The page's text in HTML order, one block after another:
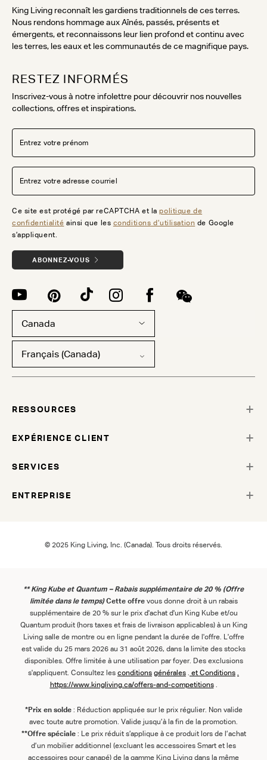
King Living reconnaît les gardiens traditionnels de ces terres.
Nous rendons hommage aux Aînés, passés, présents et
émergents, et reconnaissons leur lien profond et continu avec
les terres, les eaux et les communautés de ce magnifique pays.
RESTEZ INFORMÉS
Inscrivez-vous à notre infolettre pour découvrir nos nouvelles
collections, offres et inspirations.
Ce site est protégé par reCAPTCHA et lapolitique de
confidentialité ainsi que les conditions d’utilisation de Google
s’appliquent.
ABONNEZ-VOUS
Canada
Français (Canada)
RESSOURCES
EXPÉRIENCE CLIENT
SERVICES
ENTREPRISE
© 2025 King Living, Inc. (Canada). Tous droits réservés.
** King Kube et Quantum – Rabais supplémentaire de 20 % (Offre
limitée dans le temps) Cette offrevous donne droit à un rabais
supplémentaire de 20 % sur le prix d'achat d'un King Kube et/ou
Quantum produit (hors taxes et frais de livraison applicables) à un King
Living salle de montre ou en ligne pendant la durée de l'offre. L'offre
est valide du 25 mars 2026 au 31 août 2026, dans la limite des stocks
disponibles. Offre limitée à une utilisation par foyer. Des exclusions
s'appliquent. Consultez les conditions générales et Conditions
https://www.kingliving.ca/offers-and-competitions.
*Prix en solde: Réduction appliquée sur le prix régulier. Non valide
avec toute autre promotion. Valide jusqu’à la fin de la promotion.
**Offre spéciale: Le prix réduit s’applique à ce produit lors de l’achat
d’un mobilier additionnel (excluant les accessoires Smart et les
accessoires pour canapé) de la gamme King Living dans la même